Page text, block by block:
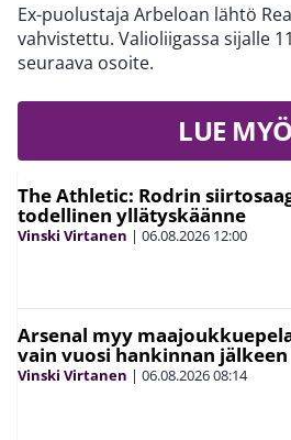
Ex-puolustaja Arbeloan lähtö
vahvistettu. Valioliigassa sijalle
seuraava osoite.
LUE
The Athletic: Rodrin
todellinen yllätyskäänne
Vinski Virtanen | 06.08.2026 12:00
Arsenal myy
vain vuosi hankinnan jälkeen
Vinski Virtanen | 06.08.202608:14